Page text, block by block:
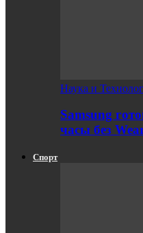
Наука и
Samsung
часы без
Спорт